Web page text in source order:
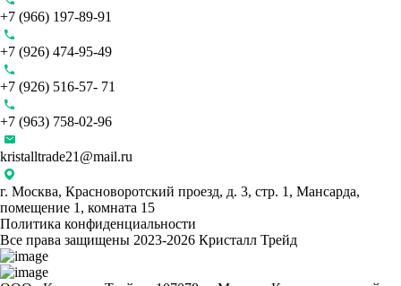
+7 (966) 197-89-91
+7 (926) 474-95-49
+7 (926) 516-57- 71
+7 (963) 758-02-96
kristalltrade21@mail.ru
г. Москва, Красноворотский проезд, д. 3, стр. 1, Мансарда,
помещение 1, комната 15
Политика конфиденциальности
Все права защищены 2023-2026 Кристалл Трейд